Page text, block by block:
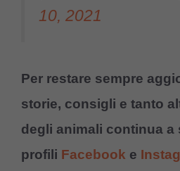
10, 2021
Per restare sempre
storie, consigli e tanto
degli animali continua
profili Facebook e